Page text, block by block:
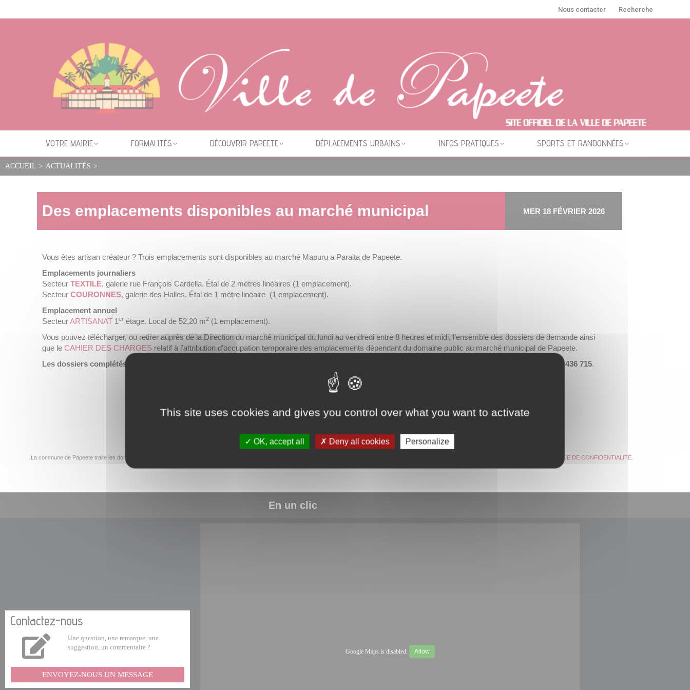
Nous contacter Recherche
VOTRE MAIRIE FORMALITÉS DÉCOUVRIR PAPEETE DÉPLACEMENTS URBAINS INFOS PRATIQUES SPORTS ET RANDONNÉES
ACCUEIL > ACTUALITÉS >
Des emplacements disponibles au marché municipal MER 18 FÉVRIER 2026
Vous êtes artisan créateur ? Trois emplacements sont disponibles au marché Mapuru a Paraita de Papeete.
Emplacements journaliers
Secteur TEXTILE, galerie rue François Cardella. Étal de 2 mètres linéaires (1 emplacement).
Secteur COURONNES, galerie des Halles. Étal de 1 mètre linéaire (1 emplacement).
Emplacement annuel
SecteurARTISANAT 1er étage. Local de 52,20 m2 (1 emplacement).
Vous pouvez télécharger, ou retirer auprès de la Direction du marché municipal du lundi au vendredi entre 8 heures et midi, l’ensemble des dossiers de demande ainsi
que le CAHIER DES CHARGES relatif à l’attribution d’occupation temporaire des emplacements dépendant du domaine public au marché municipal de Papeete.
Les dossiers complétés sont à déposer au plus tard le mercredi 4 mars 2026 avant midi au pôle administratif du marché municipal,
joignable au 40 436 715.
La commune de Papeete traite les données recueillies pour répondre à votre demande d’information. Pour en savoir plus sur la gestion de vos données personnelles et pour exercer vos droits, consultez la POLITIQUE DE CONFIDENTIALITÉ
En un clic
Contactez-nous
Une question, une remarque, une
suggestion, un commentaire ?
ENVOYEZ-NOUS UN MESSAGE
Google Maps is disabled. Allow
This site uses cookies and gives you control over what you want to activate
OK, accept all Deny all cookies Personalize